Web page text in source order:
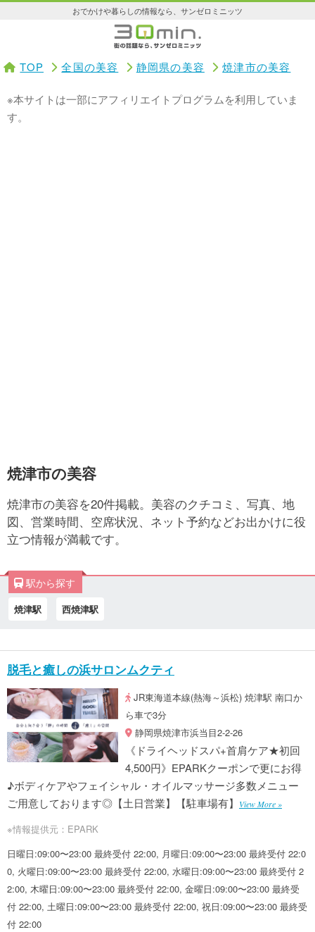
おでかけや暮らしの情報なら、サンゼロミニッツ
TOP 全国の美容 静岡県の美容 焼津市の美容
※本サイトは一部にアフィリエイトプログラムを利用していま
す。
焼津市の美容
焼津市の美容を20件掲載。美容のクチコミ、写真、地
図、営業時間、空席状況、ネット予約などお出かけに役
立つ情報が満載です。
駅から探す
焼津駅 西焼津駅
脱毛と癒しの浜サロンムクティ
JR東海道本線(熱海～浜松) 焼津駅 南口か
ら車で3分
静岡県焼津市浜当目2-2-26
《ドライヘッドスパ+首肩ケア★初回
4,500円》EPARKクーポンで更にお得
♪ボディケアやフェイシャル・オイルマッサージ多数メニュー
ご用意しております◎【土日営業】【駐車場有】
View More »
※情報提供元：EPARK
日曜日:09:00〜23:00 最終受付 22:00, 月曜日:09:00〜23:00 最終受付 22:0
0, 火曜日:09:00〜23:00 最終受付 22:00, 水曜日:09:00〜23:00 最終受付 2
2:00, 木曜日:09:00〜23:00 最終受付 22:00, 金曜日:09:00〜23:00 最終受
付 22:00, 土曜日:09:00〜23:00 最終受付 22:00, 祝日:09:00〜23:00 最終受
付 22:00